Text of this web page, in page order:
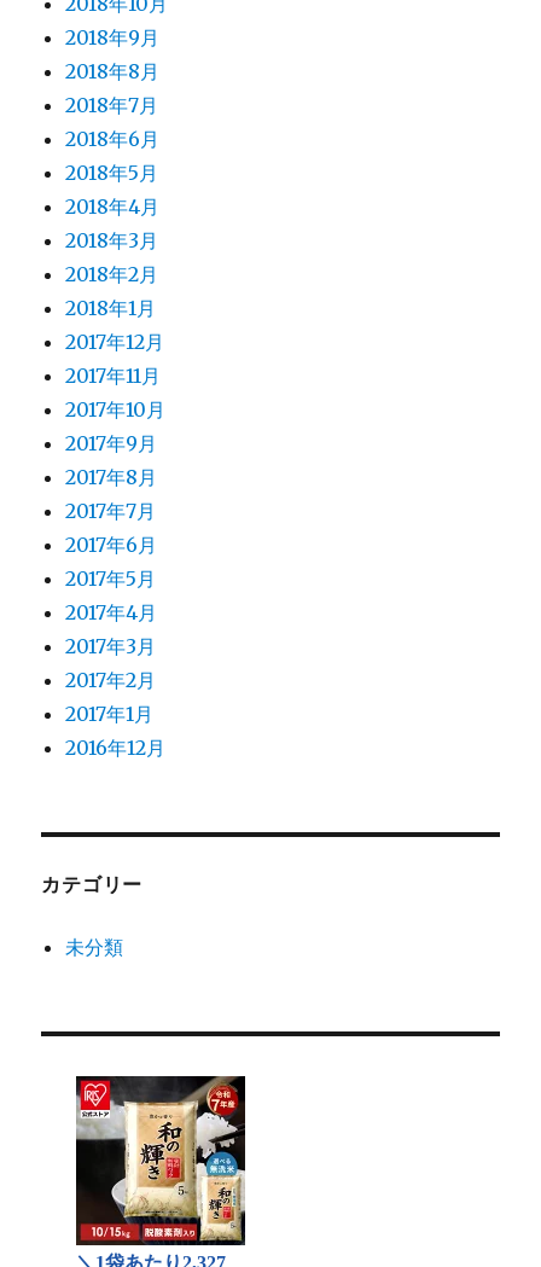
2018年9月
2018年8月
2018年7月
2018年6月
2018年5月
2018年4月
2018年3月
2018年2月
2018年1月
2017年12月
2017年11月
2017年10月
2017年9月
2017年8月
2017年7月
2017年6月
2017年5月
2017年4月
2017年3月
2017年2月
2017年1月
2016年12月
カテゴリー
未分類